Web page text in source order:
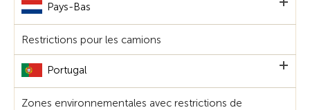
Pays-Bas
Restrictions pour les camions
Portugal
Zones environnementales avec restrictions de